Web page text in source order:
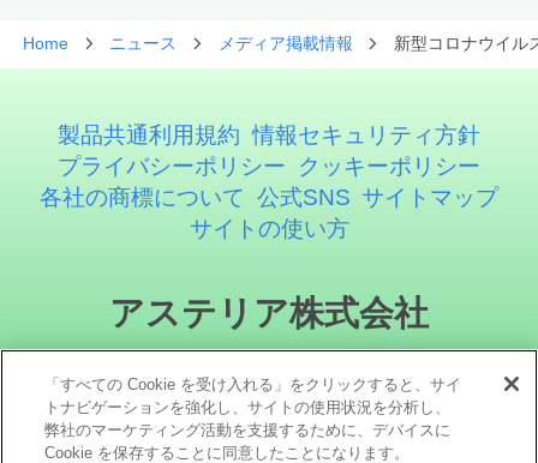
Home ニュース メディア掲載情報 新型コロナウイル
製品共通利用規約 情報セキュリティ方針
プライバシーポリシー
クッキーポリシー
各社の商標について 公式SNS サイトマップ
サイトの使い方
アステリア株式会社
「すべての Cookie を受け入れる」をクリックすると、サイ
トナビゲーションを強化し、サイトの使用状況を分析し、
弊社のマーケティング活動を支援するために、デバイスに
Cookie を保存することに同意したことになります。